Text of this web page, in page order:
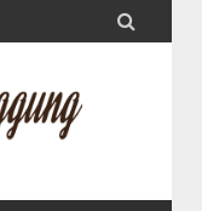
